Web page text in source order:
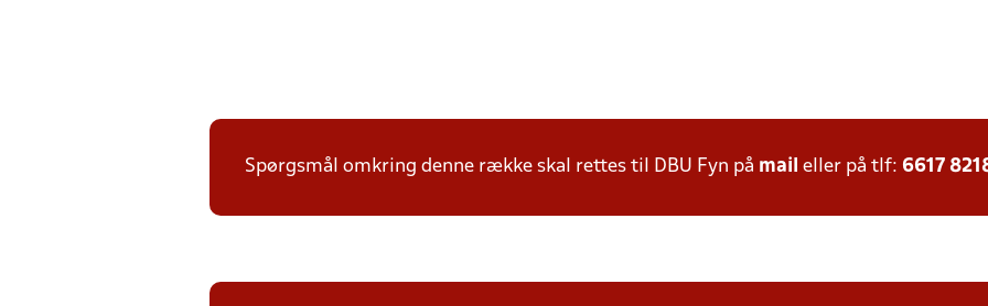
Spørgsmål omkring denne række skal rettes til DBU Fyn på mail eller på tlf: 6617